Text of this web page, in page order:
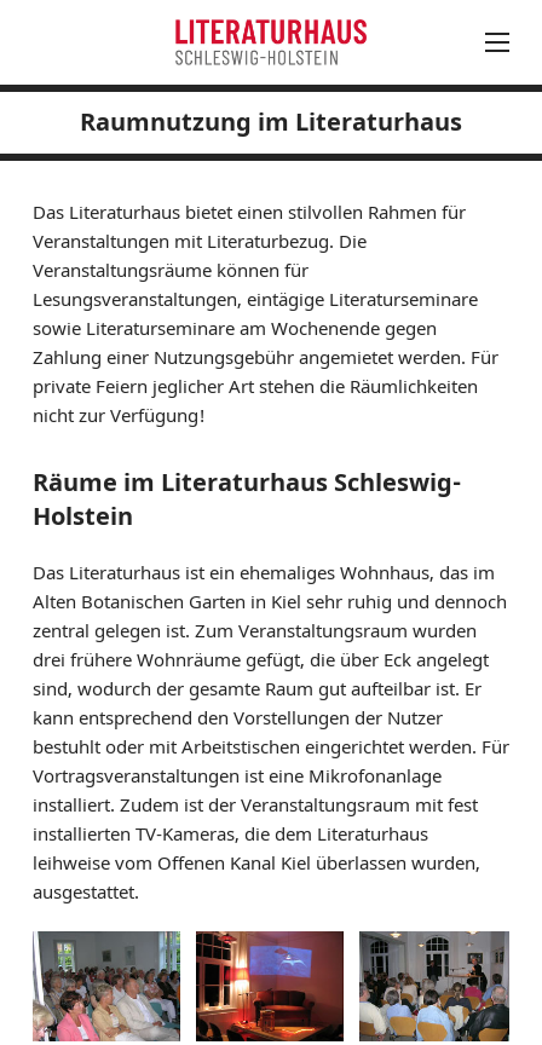
Raumnutzung im Literaturhaus
Das Literaturhaus bietet einen stilvollen Rahmen für
Veranstaltungen mit Literaturbezug. Die
Veranstaltungsräume können für
Lesungsveranstaltungen, eintägige Literaturseminare
sowie Literaturseminare am Wochenende gegen
Zahlung einer Nutzungsgebühr angemietet werden. Für
private Feiern jeglicher Art stehen die Räumlichkeiten
nicht zur Verfügung!
Räume im Literaturhaus Schleswig-
Holstein
Das Literaturhaus ist ein ehemaliges Wohnhaus, das im
Alten Botanischen Garten in Kiel sehr ruhig und dennoch
zentral gelegen ist. Zum Veranstaltungsraum wurden
drei frühere Wohnräume gefügt, die über Eck angelegt
sind, wodurch der gesamte Raum gut aufteilbar ist. Er
kann entsprechend den Vorstellungen der Nutzer
bestuhlt oder mit Arbeitstischen eingerichtet werden. Für
Vortragsveranstaltungen ist eine Mikrofonanlage
installiert. Zudem ist der Veranstaltungsraum mit fest
installierten TV-Kameras, die dem Literaturhaus
leihweise vom Offenen Kanal Kiel überlassen wurden,
ausgestattet.
August
Mo Di Mi Do Fr Sa So
3
4 5 6 7 8
10
11 12 13 14
17
18 19 20 21 22
23
24
25 26 27 28
30
1 2
PROGRAMM
LITERATURHAUS
MITARBEITER*INNEN
SPENDEN
VORSTAND UND MITGLIEDER
PRESSEMITTEILUNGEN
STELLENAUSSCHREIBUNGEN
RAUMNUTZUNG
FÖRDERER
BESTELLSERVICE
KONTAKT & ANFAHRT